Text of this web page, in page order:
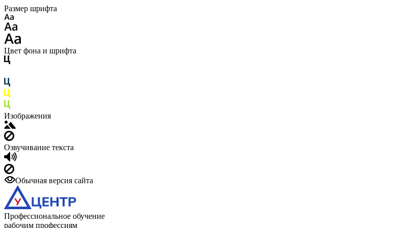
Размер шрифта
Цвет фона и шрифта
Изображения
Озвучивание текста
Обычная версия сайта
Профессиональное обучение
рабочим профессиям